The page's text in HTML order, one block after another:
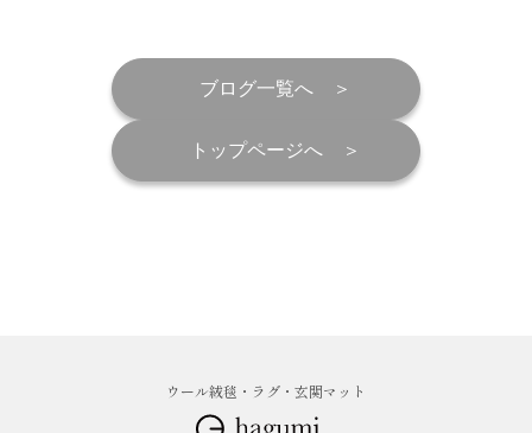
ブログ一覧へ
トップページへ
ウール絨毯・ラグ・玄関マット